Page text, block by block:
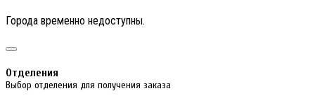
Города временно недоступны.
Отделения
Выбор отделения для получения заказа